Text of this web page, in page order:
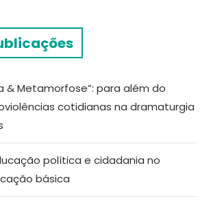
& Metamorfose”: para além do
cotidianas na dramaturgia
política e cidadania no
básica